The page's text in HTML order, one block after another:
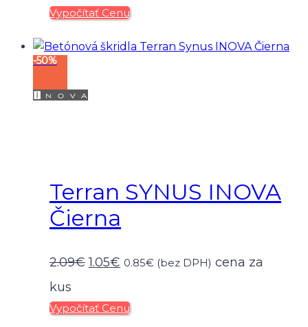
bola:
2.04€.
je:
1.02€.
Vypočítať Cenu
-50%
Terran SYNUS INOVA
Čierna
2.09€Pôvodná
bola:
1.05€ Aktuálna
je:
0.85€ (bez DPH) cena za
kus
Vypočítať Cenu